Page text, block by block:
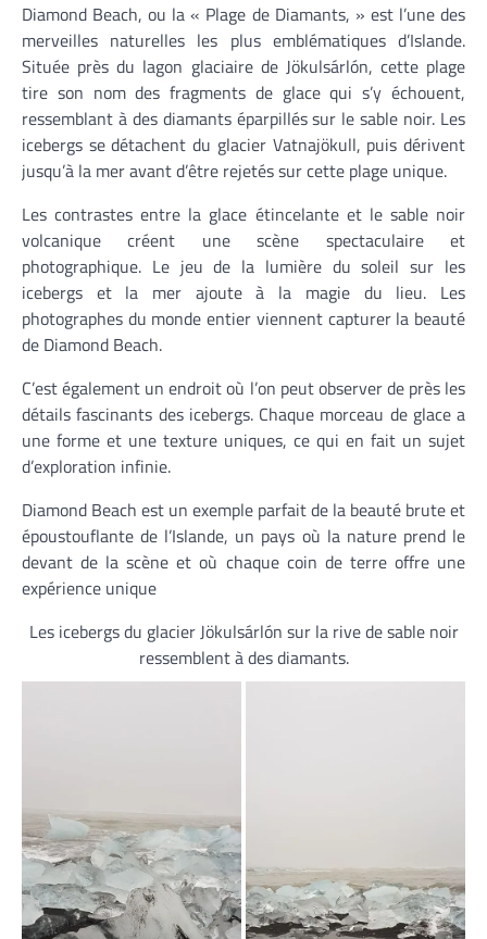
Diamond Beach, ou la « Plage de Diamants, » est l’une des
merveilles naturelles les plus emblématiques d’Islande.
Située près du lagon glaciaire de Jökulsárlón, cette plage
tire son nom des fragments de glace qui s’y échouent,
ressemblant à des diamants éparpillés sur le sable noir. Les
icebergs se détachent du glacier Vatnajökull, puis dérivent
jusqu’à la mer avant d’être rejetés sur cette plage unique.
Les contrastes entre la glace étincelante et le sable noir
volcanique créent une scène spectaculaire et
photographique. Le jeu de la lumière du soleil sur les
icebergs et la mer ajoute à la magie du lieu. Les
photographes du monde entier viennent capturer la beauté
de Diamond Beach.
C’est également un endroit où l’on peut observer de près les
détails fascinants des icebergs. Chaque morceau de glace a
une forme et une texture uniques, ce qui en fait un sujet
d’exploration infinie.
Diamond Beach est un exemple parfait de la beauté brute et
époustouflante de l’Islande, un pays où la nature prend le
devant de la scène et où chaque coin de terre offre une
expérience unique
Les icebergs du glacier Jökulsárlón sur la rive de sable noir
ressemblent à des diamants.